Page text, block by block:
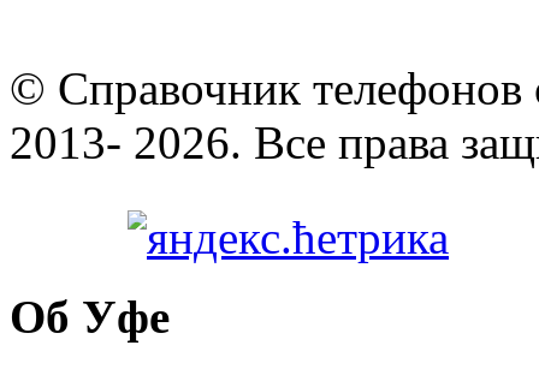
© Cправочник телефонов
2013- 2026. Все права
Об Уфе